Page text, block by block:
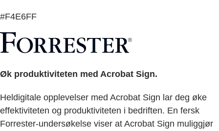
#F4E6FF
Øk produktiviteten med Acrobat Sign.
Heldigitale opplevelser med Acrobat Sign lar deg øke
effektiviteten og produktiviteten i bedriften. En fersk
Forrester-undersøkelse viser at Acrobat Sign muliggjør